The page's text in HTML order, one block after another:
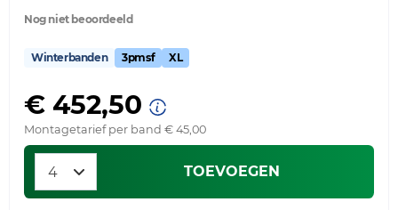
Nog niet beoordeeld
Winterbanden 3pmsf XL
€ 452,50
Montagetarief per band € 45,00
TOEVOEGEN